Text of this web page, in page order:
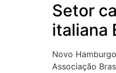
Setor
italiana
Novo
Associação